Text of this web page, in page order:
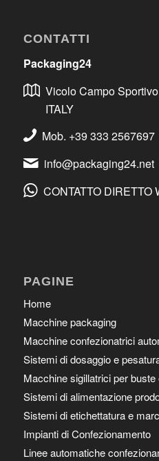
CONTATTI
Packaging24
Vicolo Campo
ITALY
Mob. +39 333 2567697
info@packaging24.net
CONTATTO DIRETTO
PAGINE
Home
Macchine packaging
Macchine confezionatrici
Sistemi di dosaggio e
Macchine sigillatrici per
Sistemi di alimentazione
Sistemi di etichettatura e
Impianti di Confezionamento
Linee automatiche